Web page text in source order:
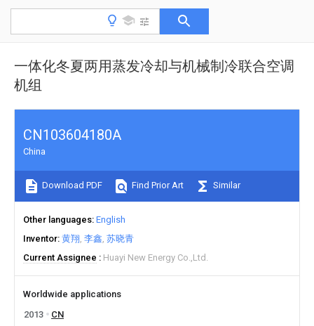
一体化冬夏两用蒸发冷却与机械制冷联合空调
机组
CN103604180A
China
Download PDF Find Prior Art Similar
Other languages English
Inventor 黄翔 李鑫 苏晓青
Current Assignee
Huayi New Energy Co.,Ltd.
Worldwide applications
2013
CN